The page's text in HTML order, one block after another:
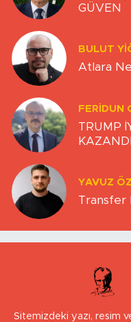
GÜVEN
BULUT
Atlara
FERIDUN
TRUMP
YAVUZ
Transfer
Sitemizdeki yazı, resim